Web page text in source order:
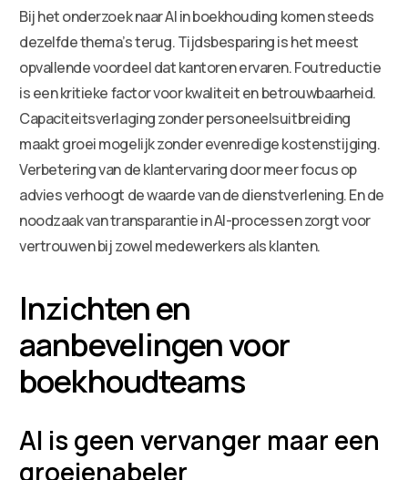
Bij het onderzoek naar AI in boekhouding komen steeds
dezelfde thema’s terug. Tijdsbesparing is het meest
opvallende voordeel dat kantoren ervaren. Foutreductie
is een kritieke factor voor kwaliteit en betrouwbaarheid.
Capaciteitsverlaging zonder personeelsuitbreiding
maakt groei mogelijk zonder evenredige kostenstijging.
Verbetering van de klantervaring door meer focus op
advies verhoogt de waarde van de dienstverlening. En de
noodzaak van transparantie in AI-processen zorgt voor
vertrouwen bij zowel medewerkers als klanten.
Inzichten en
aanbevelingen voor
boekhoudteams
AI is geen vervanger maar een
groeienabeler